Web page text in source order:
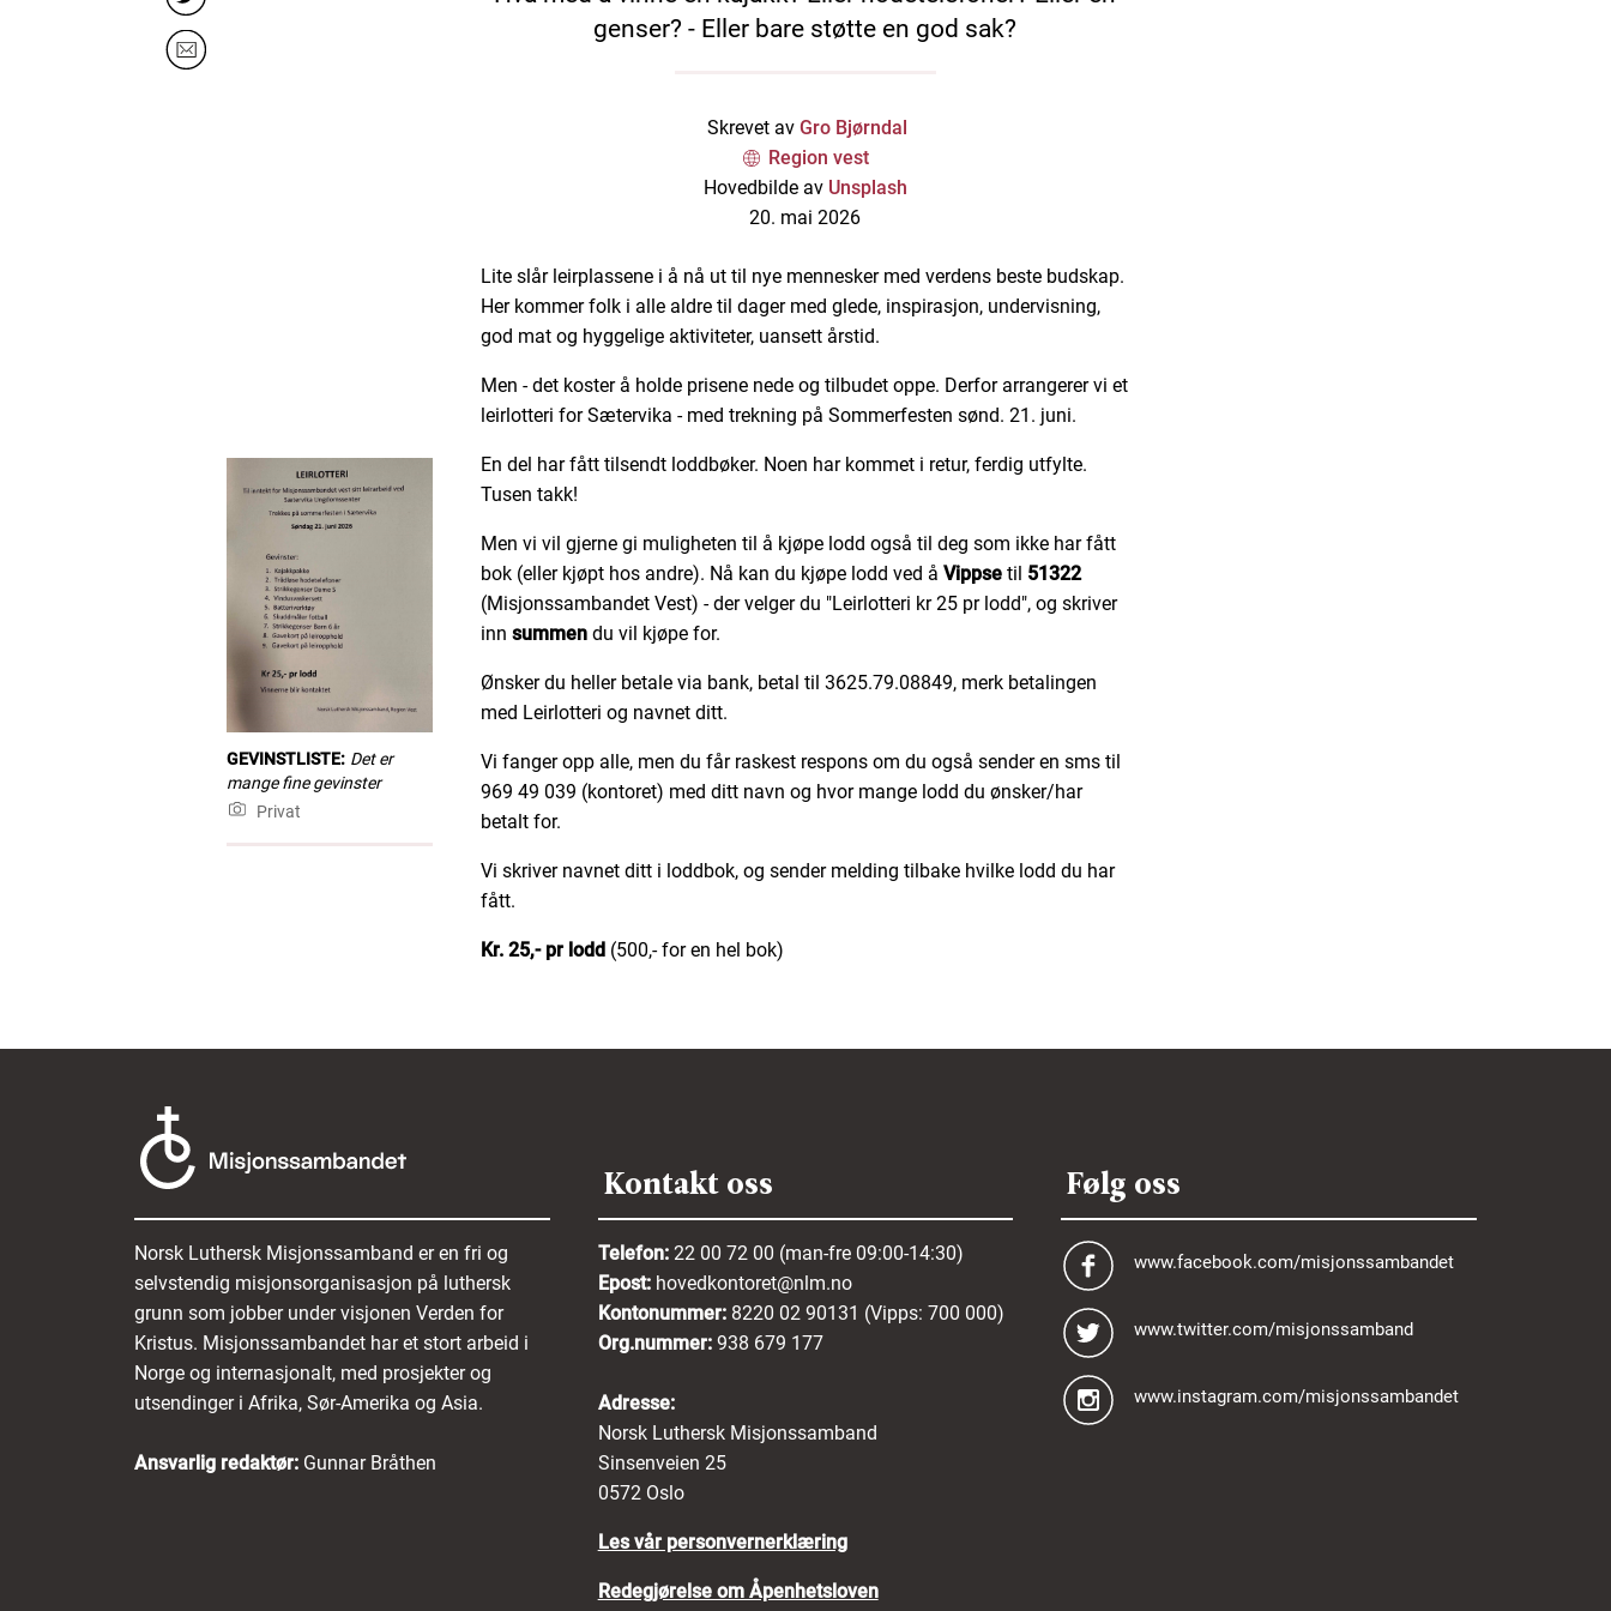
genser? - Eller bare støtte en god sak?
Skrevet av Gro Bjørndal
Region vest
Hovedbilde av Unsplash
20. mai 2026
Lite slår leirplassene i å nå ut til nye mennesker med verdens beste budskap.
Her kommer folk i alle aldre til dager med glede, inspirasjon, undervisning,
god mat og hyggelige aktiviteter, uansett årstid.
Men - det koster å holde prisene nede og tilbudet oppe. Derfor arrangerer vi et
leirlotteri for Sætervika - med trekning på Sommerfesten sønd. 21. juni.
En del har fått tilsendt loddbøker. Noen har kommet i retur, ferdig utfylte.
Tusen takk!
GEVINSTLISTE: Det er
mange fine gevinster
Privat
Men vi vil gjerne gi muligheten til å kjøpe lodd også til deg som ikke har fått
bok (eller kjøpt hos andre). Nå kan du kjøpe lodd ved å Vippsetil 51322
(Misjonssambandet Vest) - der velger du "Leirlotteri kr 25 pr lodd", og skriver
inn summendu vil kjøpe for.
Ønsker du heller betale via bank, betal til 3625.79.08849, merk betalingen
med Leirlotteri og navnet ditt.
Vi fanger opp alle, men du får raskest respons om du også sender en sms til
969 49 039 (kontoret) med ditt navn og hvor mange lodd du ønsker/har
betalt for.
Vi skriver navnet ditt i loddbok, og sender melding tilbake hvilke lodd du har
fått.
Kr. 25,- pr lodd(500,- for en hel bok)
Norsk Luthersk Misjonssamband er en fri og
selvstendig misjonsorganisasjon på luthersk
grunn som jobber under visjonen Verden for
Kristus. Misjonssambandet har et stort arbeid i
Norge og internasjonalt, med prosjekter og
utsendinger i Afrika, Sør-Amerika og Asia.
Ansvarlig redaktør: Gunnar Bråthen
Kontakt oss
Telefon: 22 00 72 00 (man-fre 09:00-14:30)
Epost: hovedkontoret@nlm.no
Kontonummer: 8220 02 90131 (Vipps: 700 000)
Org.nummer: 938 679 177
Adresse:
Norsk Luthersk Misjonssamband
Sinsenveien 25
0572 Oslo
Les vår personvernerklæring
Redegjørelse om Åpenhetsloven
Følg oss
www.facebook.com/misjonssambandet
www.twitter.com/misjonssamband
www.instagram.com/misjonssambandet